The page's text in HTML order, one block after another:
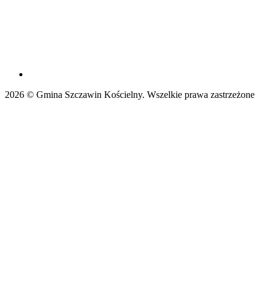
2026 © Gmina Szczawin Kościelny. Wszelkie prawa zastrzeżone